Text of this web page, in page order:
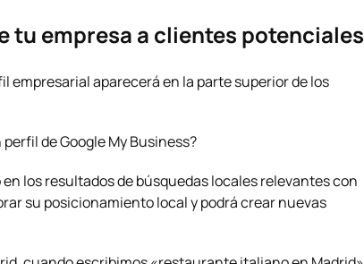
tu empresa a clientes potenciales
empresarial aparecerá en la parte superior de los
de Google My Business?
los resultados de búsquedas locales relevantes con
su posicionamiento local y podrá crear nuevas